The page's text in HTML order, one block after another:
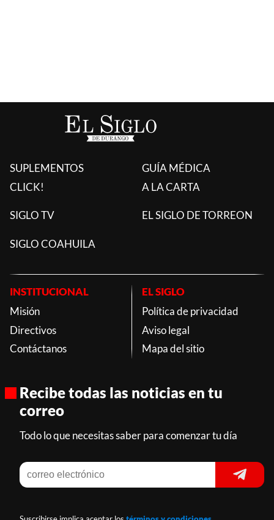
SUPLEMENTOS
CLICK!
GUÍA MÉDICA
A LA CARTA
SIGLO TV EL SIGLO DE TORREON
SIGLO COAHUILA
INSTITUCIONAL
Misión
Directivos
Contáctanos
EL SIGLO
Política de privacidad
Aviso legal
Mapa del sitio
Recibe todas las noticias en tu
correo
Todo lo que necesitas saber para comenzar tu día